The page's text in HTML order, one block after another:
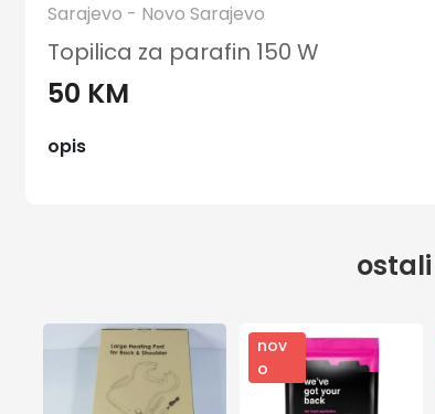
Sarajevo - Novo Sarajevo
Topilica za parafin 150 W
50 KM
opis
nov
o